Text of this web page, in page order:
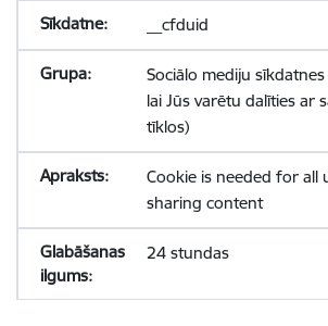
__cfduid
Sociālo mediju
lai Jūs varētu dalīties ar
tīklos)
Cookie is needed for all
sharing content
24 stundas